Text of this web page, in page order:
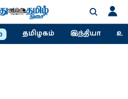
தமிழகம் இந்தியா